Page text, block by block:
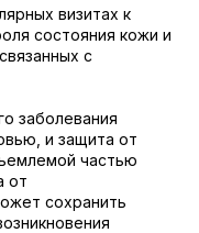
визитах к
состояния кожи и
с
заболевания
и защита от
частью
от
сохранить